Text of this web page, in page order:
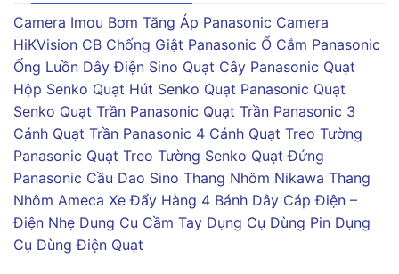
Camera Imou Bơm Tăng Áp Panasonic Camera
HiKVision CB Chống Giật Panasonic Ổ Cắm Panasonic
Ống Luồn Dây Điện Sino Quạt Cây Panasonic Quạt
Hộp Senko Quạt Hút Senko Quạt Panasonic Quạt
Senko Quạt Trần Panasonic Quạt Trần Panasonic 3
Cánh Quạt Trần Panasonic 4 Cánh Quạt Treo Tường
Panasonic Quạt Treo Tường Senko Quạt Đứng
Panasonic Cầu Dao Sino Thang Nhôm Nikawa Thang
Nhôm Ameca Xe Đẩy Hàng 4 Bánh Dây Cáp Điện –
Điện Nhẹ Dụng Cụ Cầm Tay Dụng Cụ Dùng Pin Dụng
Cụ Dùng Điện Quạt